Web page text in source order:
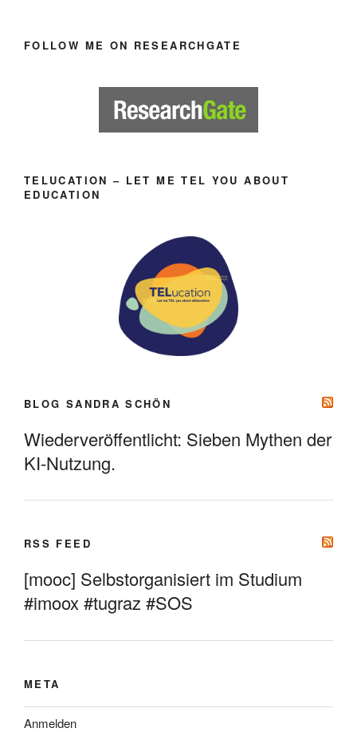
FOLLOW ME ON RESEARCHGATE
TELUCATION – LET ME TEL YOU ABOUT
EDUCATION
BLOG SANDRA SCHÖN
Wiederveröffentlicht: Sieben Mythen der
KI-Nutzung.
RSS FEED
[mooc] Selbstorganisiert im Studium
#imoox #tugraz #SOS
META
Anmelden